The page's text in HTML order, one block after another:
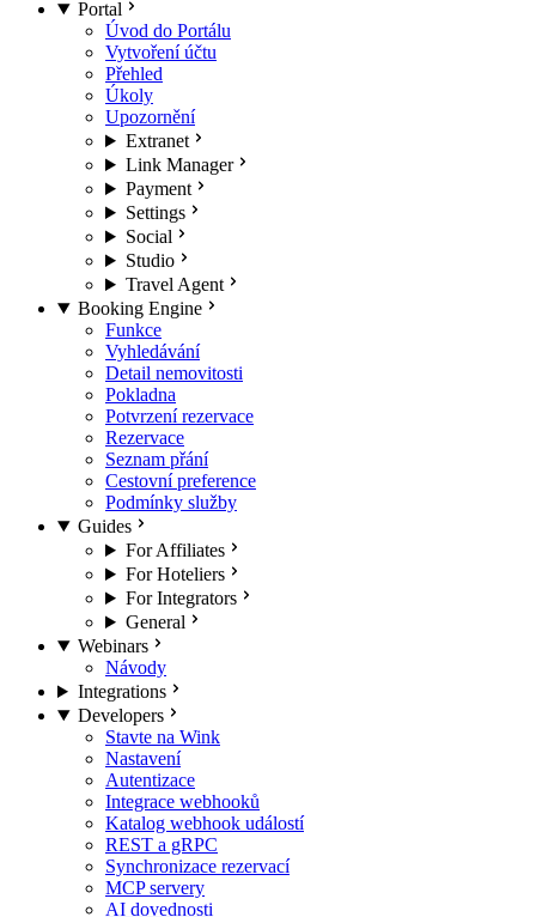
Portal
Úvod do Portálu
Vytvoření účtu
Přehled
Úkoly
Upozornění
Extranet
Link Manager
Payment
Settings
Social
Studio
Travel Agent
Booking Engine
Funkce
Vyhledávání
Detail nemovitosti
Pokladna
Potvrzení rezervace
Rezervace
Seznam přání
Cestovní preference
Podmínky služby
Guides
For Affiliates
For Hoteliers
For Integrators
General
Webinars
Návody
Integrations
Developers
Stavte na Wink
Nastavení
Autentizace
Integrace webhooků
Katalog webhook událostí
REST a gRPC
Synchronizace rezervací
MCP servery
AI dovednosti